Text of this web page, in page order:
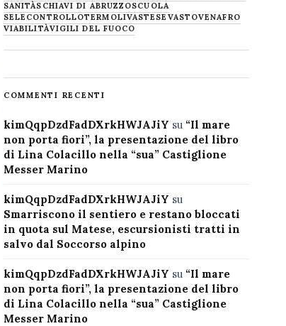
SANITÀSCHIAVI DI ABRUZZOSCUOLA
SELECONTROLLOTERMOLIVASTESE VASTOVENAFRO
VIABILITÀVIGILI DEL FUOCO
COMMENTI RECENTI
kimQqpDzdFadDXrkHWJAJiY su “Il mare
non porta fiori”, la presentazione del libro
di Lina Colacillo nella “sua” Castiglione
Messer Marino
kimQqpDzdFadDXrkHWJAJiY su
Smarriscono il sentiero e restano bloccati
in quota sul Matese, escursionisti tratti in
salvo dal Soccorso alpino
kimQqpDzdFadDXrkHWJAJiY su “Il mare
non porta fiori”, la presentazione del libro
di Lina Colacillo nella “sua” Castiglione
Messer Marino